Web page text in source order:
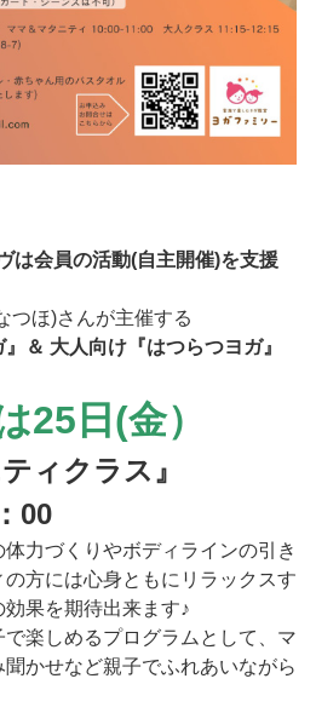
は会員の活動(自主開催)を支援
つほ)さんが主催する
＆ 大人向け『はつらつヨガ』
25 日(金）
ィクラス』
00
力づくりやボディラインの引き
方には心身ともにリラックスす
果を期待出来ます♪
楽しめるプログラムとして、マ
かせなど親子でふれあいながら